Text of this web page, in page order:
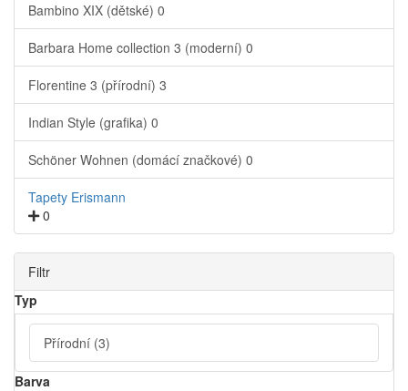
Bambino XIX (dětské) 0
Barbara Home collection 3 (moderní) 0
Florentine 3 (přírodní) 3
Indian Style (grafika) 0
Schöner Wohnen (domácí značkové) 0
Tapety Erismann
0
Filtr
Typ
Přírodní (3)
Barva